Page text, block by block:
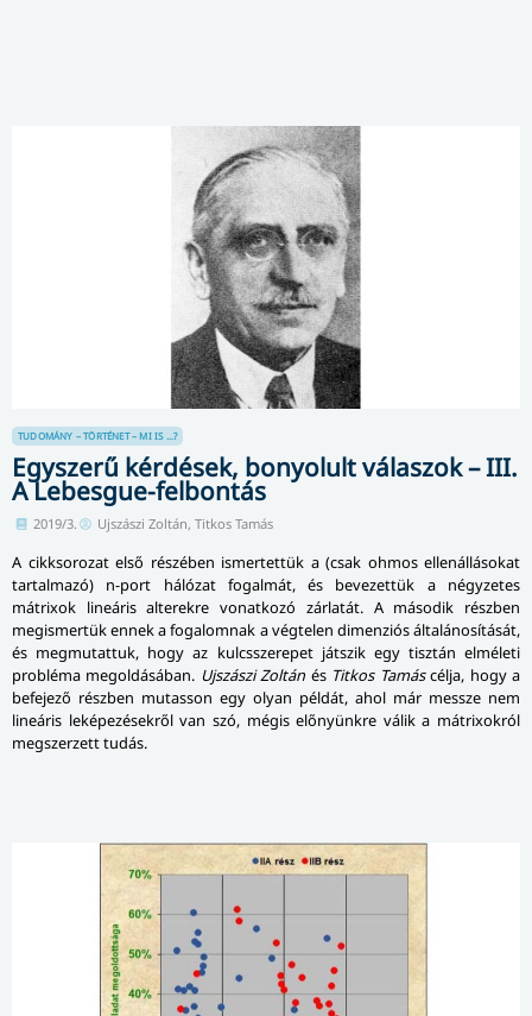
TUDOMÁNY – TÖRTÉNET – MI IS ...?
Egyszerű kérdések, bonyolult válaszok – III.
A Lebesgue-felbontás
2019/3. Ujszászi Zoltán, Titkos Tamás
A cikksorozat első részében ismertettük a (csak ohmos ellenállásokat
tartalmazó) n-port hálózat fogalmát, és bevezettük a négyzetes
mátrixok lineáris alterekre vonatkozó zárlatát. A második részben
megismertük ennek a fogalomnak a végtelen dimenziós általánosítását,
és megmutattuk, hogy az kulcsszerepet játszik egy tisztán elméleti
probléma megoldásában. Ujszászi Zoltán és Titkos Tamáscélja, hogy a
befejező részben mutasson egy olyan példát, ahol már messze nem
lineáris leképezésekről van szó, mégis előnyünkre válik a mátrixokról
megszerzett tudás.